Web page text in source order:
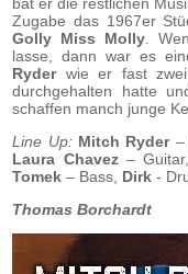
bat er die restlichen
Zugabe das 1967er
Golly Miss Molly.
lasse, dann war es
Ryderwie er fast zwei
durchgehalten hatte
schaffen manch junge
Line Up: Mitch Ryder–
Laura Chavez– Guitar,
Tomek – Bass, Dirk -
Thomas Borchardt